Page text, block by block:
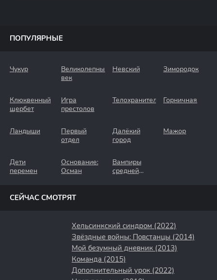
ПОПУЛЯРНЫЕ
Чукур
Великолепный
век
Невский Зимородок
Клюквенный
щербет
Игра
престолов
Телохранители Горничная
Ландыши
Первый
отдел
Далёкий
город
Мажор
Дети
перемен
Основание:
Осман
Вампиры
средней
СЕЙЧАС СМОТРЯТ
Хельсинкский синдром (2022)
Звёздные войны: Повстанцы (2014)
Мой безумный дневник (2013)
Команда (2015)
Дополнительный урок (2022)